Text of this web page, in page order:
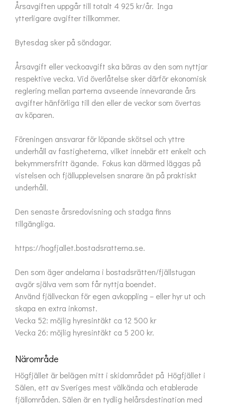
Årsavgiften uppgår till totalt 4 925 kr/år. Inga
ytterligare avgifter tillkommer.
Bytesdag sker på söndagar.
Årsavgift eller veckoavgift ska bäras av den som nyttjar
respektive vecka. Vid överlåtelse sker därför ekonomisk
reglering mellan parterna avseende innevarande års
avgifter hänförliga till den eller de veckor som övertas
av köparen.
Föreningen ansvarar för löpande skötsel och yttre
underhåll av fastigheterna, vilket innebär ett enkelt och
bekymmersfritt ägande. Fokus kan därmed läggas på
vistelsen och fjällupplevelsen snarare än på praktiskt
underhåll.
Den senaste årsredovisning och stadga finns
tillgängliga.
https://hogfjallet.bostadsratterna.se.
Den som äger andelarna i bostadsrätten/fjällstugan
avgör själva vem som får nyttja boendet.
Använd fjällveckan för egen avkoppling – eller hyr ut och
skapa en extra inkomst.
Vecka 52: möjlig hyresintäkt ca 12 500 kr
Vecka 26: möjlig hyresintäkt ca 5 200 kr.
Närområde
Högfjället är belägen mitt i skidområdet på Högfjället i
Sälen, ett av Sveriges mest välkända och etablerade
fjällområden. Sälen är en tydlig helårsdestination med